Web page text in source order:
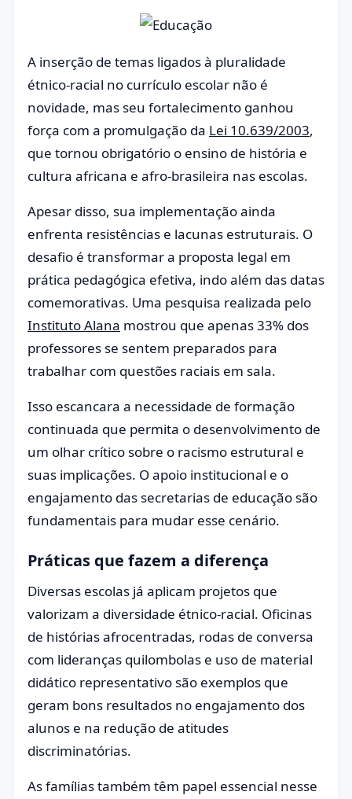
A inserção de temas ligados à pluralidade
étnico-racial no currículo escolar não é
novidade, mas seu fortalecimento ganhou
força com a promulgação da Lei 10.639/2003,
que tornou obrigatório o ensino de história e
cultura africana e afro-brasileira nas escolas.
Apesar disso, sua implementação ainda
enfrenta resistências e lacunas estruturais. O
desafio é transformar a proposta legal em
prática pedagógica efetiva, indo além das datas
comemorativas. Uma pesquisa realizada pelo
Instituto Alana mostrou que apenas 33% dos
professores se sentem preparados para
trabalhar com questões raciais em sala.
Isso escancara a necessidade de formação
continuada que permita o desenvolvimento de
um olhar crítico sobre o racismo estrutural e
suas implicações. O apoio institucional e o
engajamento das secretarias de educação são
fundamentais para mudar esse cenário.
Práticas que fazem a diferença
Diversas escolas já aplicam projetos que
valorizam a diversidade étnico-racial. Oficinas
de histórias afrocentradas, rodas de conversa
com lideranças quilombolas e uso de material
didático representativo são exemplos que
geram bons resultados no engajamento dos
alunos e na redução de atitudes
discriminatórias.
As famílias também têm papel essencial nesse